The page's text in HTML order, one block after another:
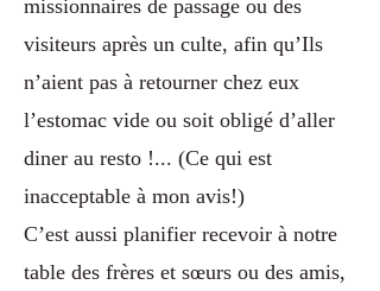
missionnaires de passage ou des
visiteurs après un culte, afin qu’Ils
n’aient pas à retourner chez eux
l’estomac vide ou soit obligé d’aller
diner au resto !... (Ce qui est
inacceptable à mon avis!)
C’est aussi planifier recevoir à notre
table des frères et sœurs ou des amis,